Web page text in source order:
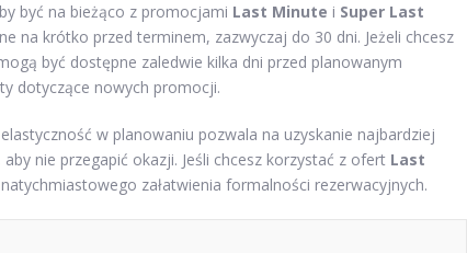
być na bieżąco z promocjami Last Minute i Super Last
na krótko przed terminem, zazwyczaj do 30 dni. Jeżeli chcesz
być dostępne zaledwie kilka dni przed planowanym
dotyczące nowych promocji.
w planowaniu pozwala na uzyskanie najbardziej
nie przegapić okazji. Jeśli chcesz korzystać z ofert Last
załatwienia formalności rezerwacyjnych.